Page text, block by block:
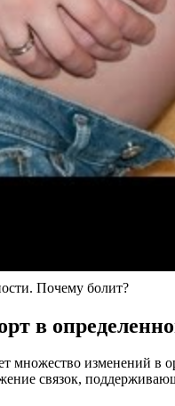
Почему болит?
в
множество изменений в
связок,